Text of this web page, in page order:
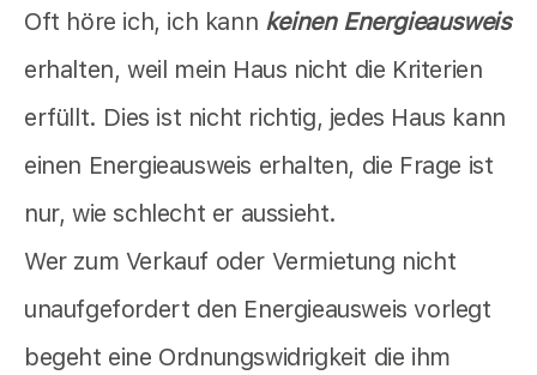
Oft höre ich, ich kann keinen Energieausweis
erhalten, weil mein Haus nicht die Kriterien
erfüllt. Dies ist nicht richtig, jedes Haus kann
einen Energieausweis erhalten, die Frage ist
nur, wie schlecht er aussieht.
Wer zum Verkauf oder Vermietung nicht
unaufgefordert den Energieausweis vorlegt
begeht eine Ordnungswidrigkeit die ihm